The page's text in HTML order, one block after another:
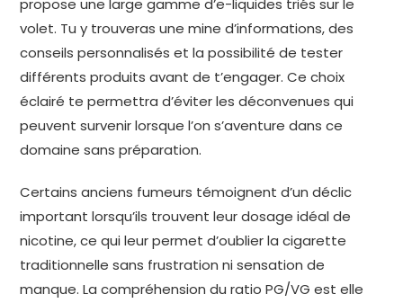
propose une large gamme d’e-liquides triés sur le
volet. Tu y trouveras une mine d’informations, des
conseils personnalisés et la possibilité de tester
différents produits avant de t’engager. Ce choix
éclairé te permettra d’éviter les déconvenues qui
peuvent survenir lorsque l’on s’aventure dans ce
domaine sans préparation.
Certains anciens fumeurs témoignent d’un déclic
important lorsqu’ils trouvent leur dosage idéal de
nicotine, ce qui leur permet d’oublier la cigarette
traditionnelle sans frustration ni sensation de
manque. La compréhension du ratio PG/VG est elle